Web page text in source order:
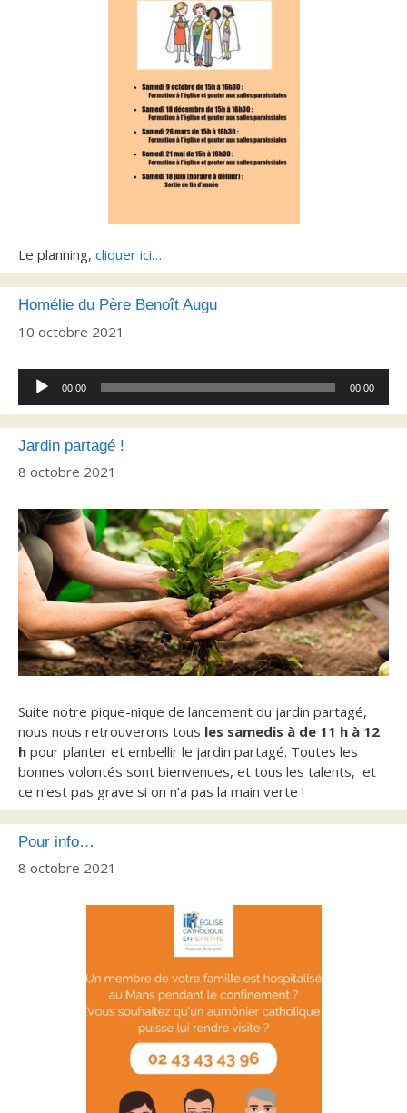
Le planning, cliquer ici…
Homélie du Père Benoît Augu
10 octobre 2021
Lecteur
audio
00:00 00:00
Jardin partagé !
8 octobre 2021
Suite notre pique-nique de lancement du jardin partagé,
nous nous retrouverons tous les samedis à de 11 h à 12
h pour planter et embellir le jardin partagé. Toutes les
bonnes volontés sont bienvenues, et tous les talents, et
ce n’est pas grave si on n’a pas la main verte !
Pour info…
8 octobre 2021